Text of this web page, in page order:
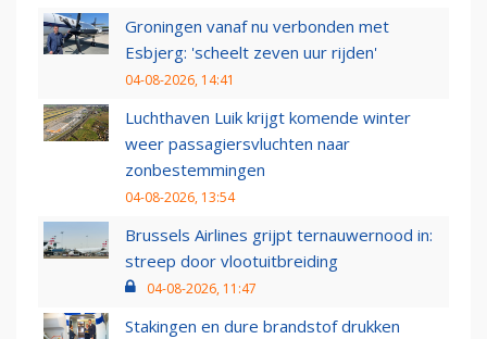
Groningen vanaf nu verbonden met
Esbjerg: 'scheelt zeven uur rijden'
04-08-2026, 14:41
Luchthaven Luik krijgt komende winter
weer passagiersvluchten naar
zonbestemmingen
04-08-2026, 13:54
Brussels Airlines grijpt ternauwernood in:
streep door vlootuitbreiding
04-08-2026, 11:47
Stakingen en dure brandstof drukken